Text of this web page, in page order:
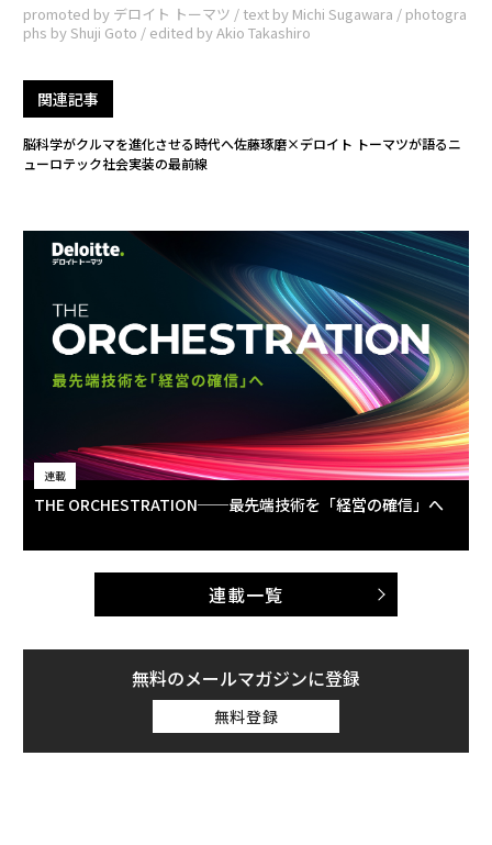
promoted by デロイト トーマツ / text by Michi Sugawara / photogra
phs by Shuji Goto / edited by Akio Takashiro
関連記事
脳科学がクルマを進化させる時代へ――佐藤琢磨×デロイト トーマツが語るニ
ューロテック社会実装の最前線
連載
THE ORCHESTRATION──最先端技術を「経営の確信」へ
連載一覧
無料のメールマガジンに登録
無料登録